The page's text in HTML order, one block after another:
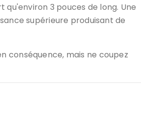
3 pouces de long. Une
supérieure produisant de
conséquence, mais ne coupez